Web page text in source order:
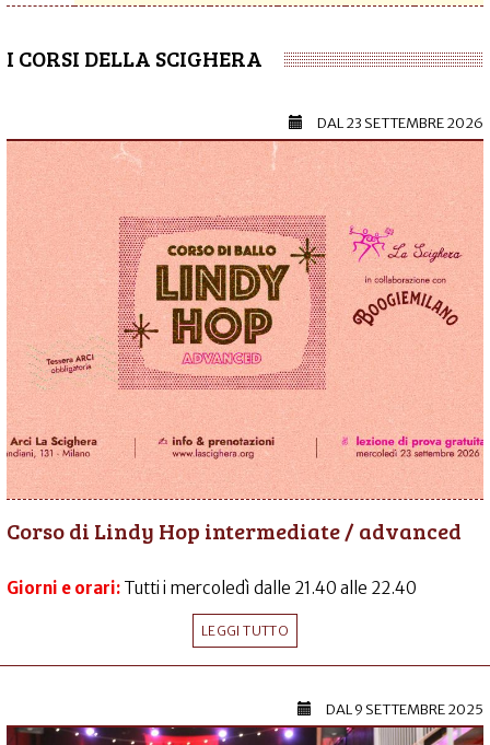
I CORSI DELLA SCIGHERA
DAL23 SETTEMBRE 2026
Corso di Lindy Hop intermediate / advanced
Giorni e orari: Tutti i mercoledì dalle 21.40 alle 22.40
LEGGI TUTTO
DAL9 SETTEMBRE 2025